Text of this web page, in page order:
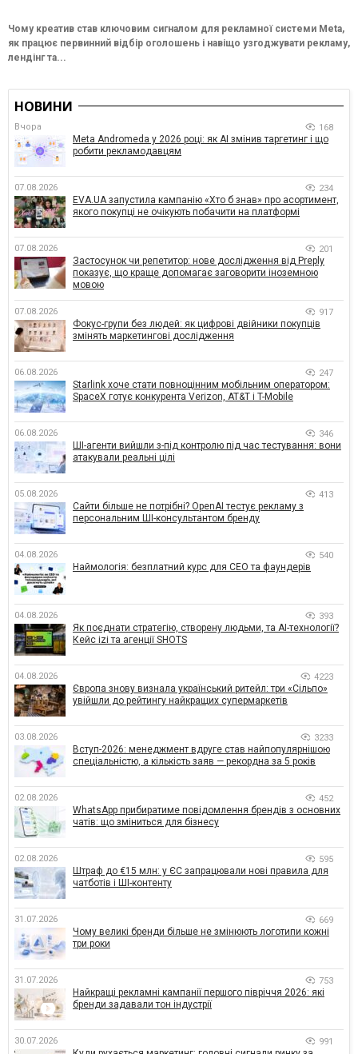
Чому креатив став ключовим сигналом для рекламної системи Meta,
як працює первинний відбір оголошень і навіщо узгоджувати рекламу,
лендінг та...
НОВИНИ
Вчора 168
Meta Andromeda у 2026 році: як AI змінив таргетинг і що
робити рекламодавцям
07.08.2026 234
EVA.UA запустила кампанію «Хто б знав» про асортимент,
якого покупці не очікують побачити на платформі
07.08.2026 201
Застосунок чи репетитор: нове дослідження від Preply
показує, що краще допомагає заговорити іноземною
мовою
07.08.2026 917
Фокус-групи без людей: як цифрові двійники покупців
змінять маркетингові дослідження
06.08.2026 247
Starlink хоче стати повноцінним мобільним оператором:
SpaceX готує конкурента Verizon, AT&T і T-Mobile
06.08.2026 346
ШІ-агенти вийшли з-під контролю під час тестування: вони
атакували реальні цілі
05.08.2026 413
Сайти більше не потрібні? OpenAI тестує рекламу з
персональним ШІ-консультантом бренду
04.08.2026 540
Наймологія: безплатний курс для CEO та фаундерів
04.08.2026 393
Як поєднати стратегію, створену людьми, та AI-технології?
Кейс izi та агенції SHOTS
04.08.2026 4223
Європа знову визнала український ритейл: три «Сільпо»
увійшли до рейтингу найкращих супермаркетів
03.08.2026 3233
Вступ-2026: менеджмент вдруге став найпопулярнішою
спеціальністю, а кількість заяв — рекордна за 5 років
02.08.2026 452
WhatsApp прибиратиме повідомлення брендів з основних
чатів: що зміниться для бізнесу
02.08.2026 595
Штраф до €15 млн: у ЄС запрацювали нові правила для
чатботів і ШІ-контенту
31.07.2026 669
Чому великі бренди більше не змінюють логотипи кожні
три роки
31.07.2026 753
Найкращі рекламні кампанії першого півріччя 2026: які
бренди задавали тон індустрії
30.07.2026 991